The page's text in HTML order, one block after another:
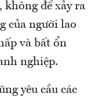
không để xảy ra
của người lao
và bất ổn
nghiệp.
yêu cầu các